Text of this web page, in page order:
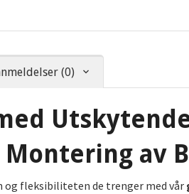
(0)
av
fleksibiliteten de trenger med vår